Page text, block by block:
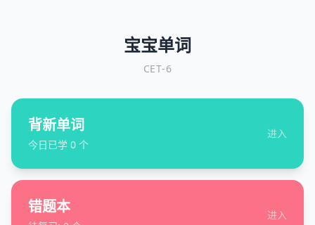
宝宝单词
CET-6
背新单词
今日已学 0 个
进入
错题本 进入